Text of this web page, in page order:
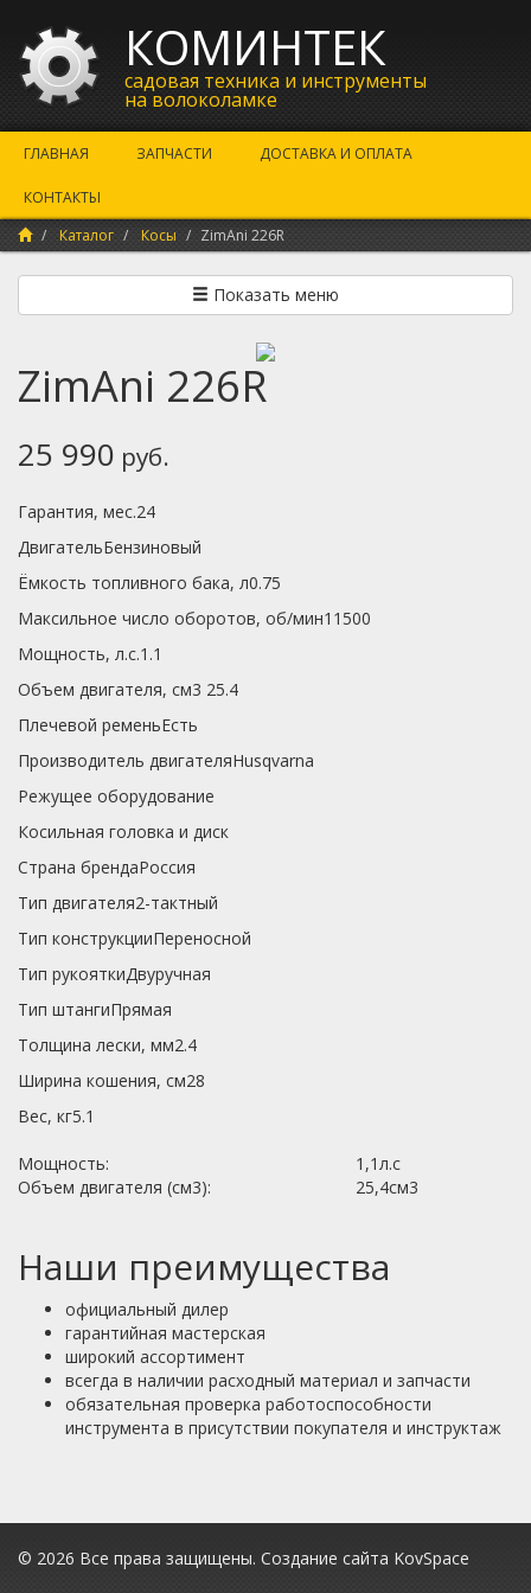
КОМИНТЕК
садовая техника и инструменты
на волоколамке
ГЛАВНАЯ ЗАПЧАСТИ ДОСТАВКА И ОПЛАТА
КОНТАКТЫ
Каталог
Косы ZimAni 226R
Показать меню
ZimAni 226R
25 990 руб.
Гарантия, мес.24
ДвигательБензиновый
Ёмкость топливного бака, л0.75
Максильное число оборотов, об/мин11500
Мощность, л.с.1.1
Объем двигателя, см3 25.4
Плечевой ременьЕсть
Производитель двигателяHusqvarna
Режущее оборудование
Косильная головка и диск
Страна брендаРоссия
Тип двигателя2-тактный
Тип конструкцииПереносной
Тип рукояткиДвуручная
Тип штангиПрямая
Толщина лески, мм2.4
Ширина кошения, см28
Вес, кг5.1
Мощность:
1,1л.с
Объем двигателя (см3):
25,4см3
Наши преимущества
официальный дилер
гарантийная мастерская
широкий ассортимент
всегда в наличии расходный материал и запчасти
обязательная проверка работоспособности
инструмента в присутствии покупателя и инструктаж
© 2026 Все права защищены. Создание сайта KovSpace